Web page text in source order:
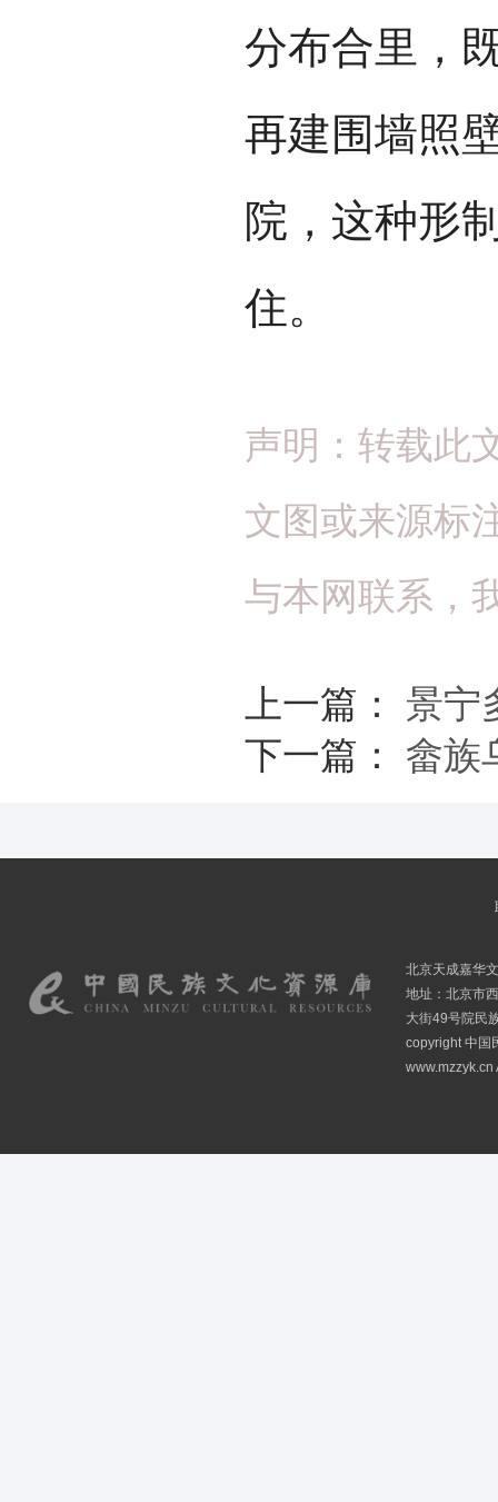
分布合里，
再建围墙照
院，这种形
住。
声明：转载此
文图或来源标
与本网联系，
上一篇： 景宁
下一篇： 畲族
北京天成嘉华
地址：北京市
大街49号院民
copyright 中国